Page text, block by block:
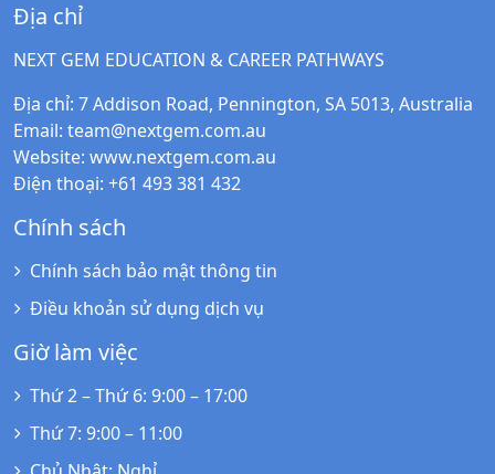
Địa chỉ
NEXT GEM EDUCATION & CAREER PATHWAYS
Địa chỉ: 7 Addison Road, Pennington, SA 5013, Australia
Email: team@nextgem.com.au
Website: www.nextgem.com.au
Điện thoại: +61 493 381 432
Chính sách
Chính sách bảo mật thông tin
Điều khoản sử dụng dịch vụ
Giờ làm việc
Thứ 2 – Thứ 6: 9:00 – 17:00
Thứ 7: 9:00 – 11:00